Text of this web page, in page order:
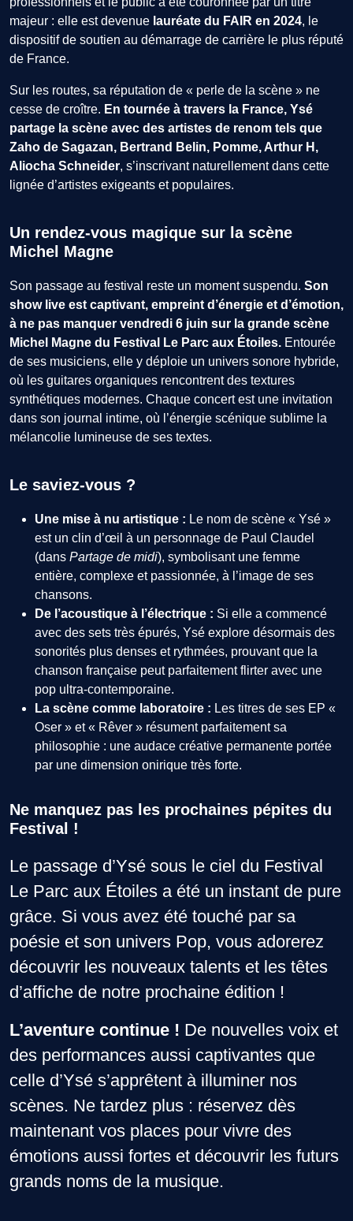
majeur : elle est devenue lauréate du FAIR en 2024, le
dispositif de soutien au démarrage de carrière le plus réputé
de France.
Sur les routes, sa réputation de « perle de la scène » ne
cesse de croître. En tournée à travers la France, Ysé
partage la scène avec des artistes de renom tels que
Zaho de Sagazan, Bertrand Belin, Pomme, Arthur H,
Aliocha Schneider, s’inscrivant naturellement dans cette
lignée d’artistes exigeants et populaires.
Un rendez-vous magique sur la scène
Michel Magne
Son passage au festival reste un moment suspendu. Son
show live est captivant, empreint d’énergie et d’émotion,
à ne pas manquer vendredi 6 juin sur la grande scène
Michel Magne du Festival Le Parc aux Étoiles. Entourée
de ses musiciens, elle y déploie un univers sonore hybride,
où les guitares organiques rencontrent des textures
synthétiques modernes. Chaque concert est une invitation
dans son journal intime, où l’énergie scénique sublime la
mélancolie lumineuse de ses textes.
Le saviez-vous ?
Une mise à nu artistique : Le nom de scène « Ysé »
est un clin d’œil à un personnage de Paul Claudel
(dans Partage de midi), symbolisant une femme
entière, complexe et passionnée, à l’image de ses
chansons.
De l’acoustique à l’électrique : Si elle a commencé
avec des sets très épurés, Ysé explore désormais des
sonorités plus denses et rythmées, prouvant que la
chanson française peut parfaitement flirter avec une
pop ultra-contemporaine.
La scène comme laboratoire : Les titres de ses EP «
Oser » et « Rêver » résument parfaitement sa
philosophie : une audace créative permanente portée
par une dimension onirique très forte.
Ne manquez pas les prochaines pépites du
Festival !
Le passage d’Ysé sous le ciel du Festival
Le Parc aux Étoiles a été un instant de pure
grâce. Si vous avez été touché par sa
poésie et son univers Pop, vous adorerez
découvrir les nouveaux talents et les têtes
d’affiche de notre prochaine édition !
L’aventure continue ! De nouvelles voix et
des performances aussi captivantes que
celle d’Ysé s’apprêtent à illuminer nos
scènes. Ne tardez plus : réservez dès
maintenant vos places pour vivre des
émotions aussi fortes et découvrir les futurs
grands noms de la musique.